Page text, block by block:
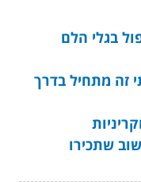
בגלי הלם
זה מתחיל בדרך
שתכירו